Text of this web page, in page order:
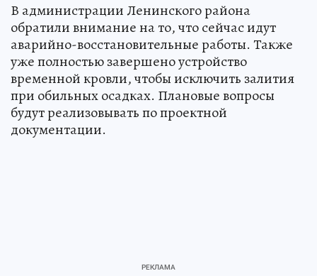
В администрации Ленинского района
обратили внимание на то, что сейчас идут
аварийно-восстановительные работы. Также
уже полностью завершено устройство
временной кровли, чтобы исключить залития
при обильных осадках. Плановые вопросы
будут реализовывать по проектной
документации.